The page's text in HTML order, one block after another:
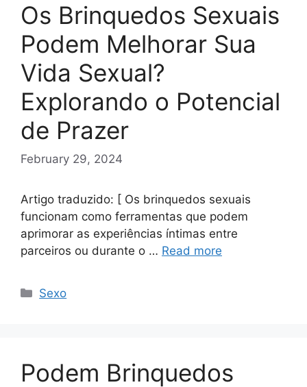
Os Brinquedos Sexuais
Podem Melhorar Sua
Vida Sexual?
Explorando o Potencial
de Prazer
February 29, 2024
Artigo traduzido: [ Os brinquedos sexuais
funcionam como ferramentas que podem
aprimorar as experiências íntimas entre
parceiros ou durante o … Read more
Categories
Sexo
Podem Brinquedos